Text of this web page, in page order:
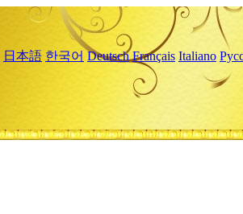
日本語 한국어 Deutsch Français Italiano